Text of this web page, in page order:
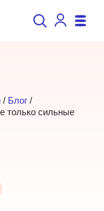
/ Блог /
только сильные